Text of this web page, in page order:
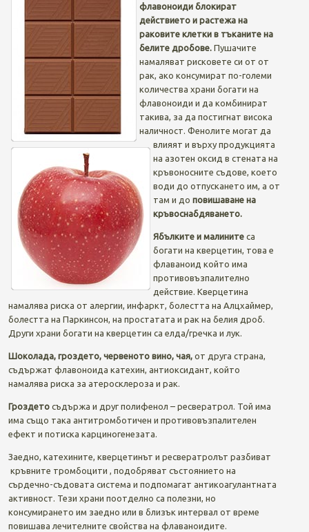
флавоноиди блокират
действието и растежа на
раковите клетки в тъканите на
белите дробове. Пушачите
намаляват рисковете си от от
рак, ако консумират по-големи
количества храни богати на
флавоноиди и да комбинират
такива, за да постигнат висока
наличност. Фенолите могат да
влияят и върху продукцията
на азотен оксид в стената на
кръвоносните съдове, което
води до отпускането им, а от
там и до повишаване на
кръвоснабдяването.
Ябълките и малинитеса
богати на кверцетин, това е
флаваноид който има
противовъзпалително
действие. Кверцетина
намалява риска от алергии, инфаркт, болестта на Алцхаймер,
болестта на Паркинсон, на простатата и рак на белия дроб.
Други храни богати на кверцетин са елда/гречка и лук.
Шоколада, гроздето, червеното вино, чая,от друга страна,
съдържат флавоноида катехин, антиоксидант, който
намалява риска за атеросклероза и рак.
Гроздето съдържа и друг полифенол – ресвератрол. Той има
има също така антитромботичен и противовъзпалителен
ефект и потиска карциногенезата.
Заедно, катехините, кверцетинът и ресвератролът разбиват
кръвните тромбоцити , подобряват състоянието на
сърдечно-съдовата система и подпомагат антикоагулантната
активност. Тези храни поотделно са полезни, но
консумирането им заедно или в близък интервал от време
повишава лечителните свойства на флаваноидите.